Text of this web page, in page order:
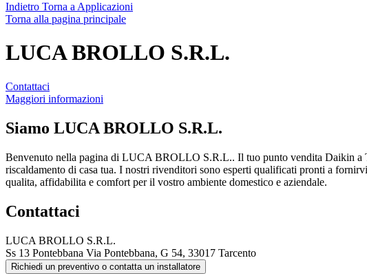
Indietro Torna a Applicazioni
Torna alla pagina principale
LUCA BROLLO S.R.L.
Contattaci
Maggiori informazioni
Siamo LUCA BROLLO S.R.L.
Benvenuto nella pagina di LUCA BROLLO S.R.L.. Il tuo punto vendita Daikin
riscaldamento di casa tua. I nostri rivenditori sono esperti qualificati pronti a
qualita, affidabilita e comfort per il vostro ambiente domestico e aziendale.
Contattaci
LUCA BROLLO S.R.L.
Ss 13 Pontebbana Via Pontebbana, G 54, 33017 Tarcento
Richiedi un preventivo o contatta un installatore